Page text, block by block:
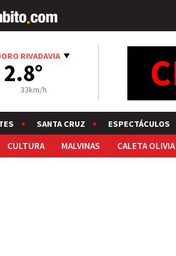
RIVADAVIA
2.8°
33km/h
SANTA CRUZ ESPECTÁCULOS
CULTURA MALVINAS CALETA OLIVIA